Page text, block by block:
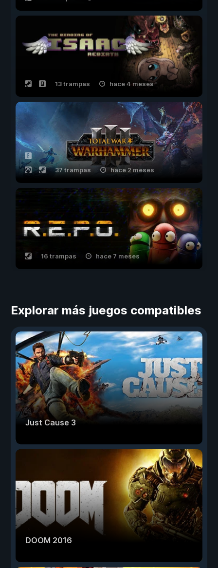
13 trampas hace 4 meses
37 trampas hace 2 meses
16 trampas hace 7 meses
Explorar más juegos compatibles
Just Cause 3
DOOM 2016